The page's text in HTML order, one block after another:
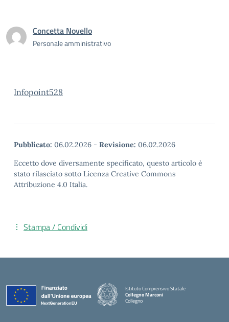
Concetta Novello
Personale amministrativo
Infopoint528
Pubblicato: 06.02.2026 - Revisione: 06.02.2026
Eccetto dove diversamente specificato, questo articolo è
stato rilasciato sotto Licenza Creative Commons
Attribuzione 4.0 Italia.
Stampa / Condividi
Istituto Comprensivo Statale
Collegno Marconi
Collegno